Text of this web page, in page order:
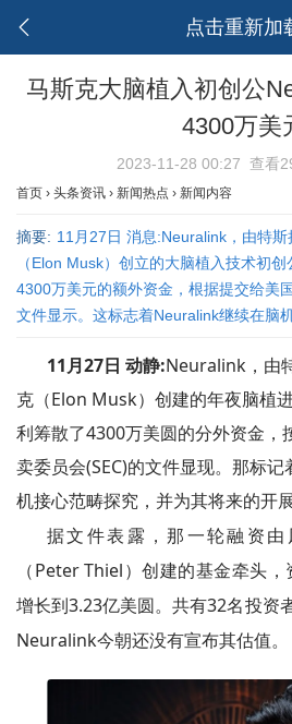
点击重新加
马斯克大脑植入初创公
4300万美
2023-11-28 00:27 查看
首页 › 头条资讯 › 新闻热点 › 新闻内容
摘要: 11月27日 消息:Neuralink，由特斯
（Elon Musk）创立的大脑植入技术初
4300万美元的额外资金，根据提交给美
文件显示。这标志着Neuralink继续在脑机
11月27日 动静:Neuralink，由
克（Elon Musk）创建的年夜脑植
利筹散了4300万美圆的分外资金，
卖委员会(SEC)的文件显现。那标
机接心范畴探究，并为其将来的开展
据文件表露，那一轮融资由
（Peter Thiel）创建的基金牵头
增长到3.23亿美圆。共有32名投资
Neuralink今朝还没有宣布其估值。